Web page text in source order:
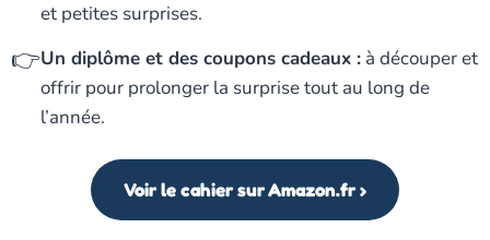
et petites surprises.
👉Un diplôme et des coupons cadeaux : à découper et
offrir pour prolonger la surprisetout au long de
l’année.
Voir le cahier sur Amazon.fr ›